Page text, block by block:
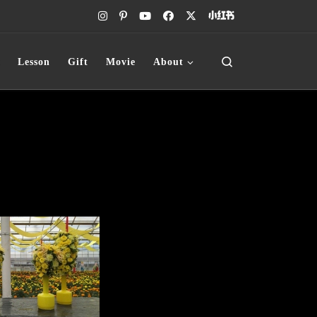
Lesson Gift Movie About